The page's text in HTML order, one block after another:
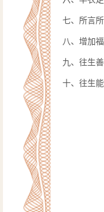
七、所言
八、增加
九、往生
十、往生